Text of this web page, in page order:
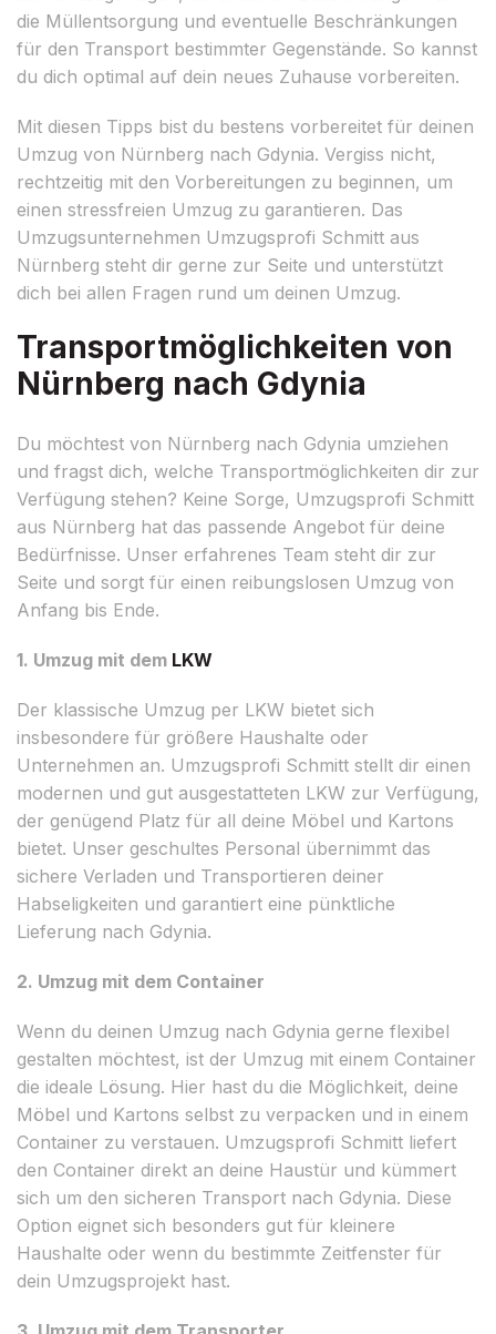
die Müllentsorgung und eventuelle Beschränkungen
für den Transport bestimmter Gegenstände. So kannst
du dich optimal auf dein neues Zuhause vorbereiten.
Mit diesen Tipps bist du bestens vorbereitet für deinen
Umzug von Nürnberg nach Gdynia. Vergiss nicht,
rechtzeitig mit den Vorbereitungen zu beginnen, um
einen stressfreien Umzug zu garantieren. Das
Umzugsunternehmen Umzugsprofi Schmitt aus
Nürnberg steht dir gerne zur Seite und unterstützt
dich bei allen Fragen rund um deinen Umzug.
Transportmöglichkeiten von
Nürnberg nach Gdynia
Du möchtest von Nürnberg nach Gdynia umziehen
und fragst dich, welche Transportmöglichkeiten dir zur
Verfügung stehen? Keine Sorge, Umzugsprofi Schmitt
aus Nürnberg hat das passende Angebot für deine
Bedürfnisse. Unser erfahrenes Team steht dir zur
Seite und sorgt für einen reibungslosen Umzug von
Anfang bis Ende.
1. Umzug mit dem LKW
Der klassische Umzug per LKW bietet sich
insbesondere für größere Haushalte oder
Unternehmen an. Umzugsprofi Schmitt stellt dir einen
modernen und gut ausgestatteten LKW zur Verfügung,
der genügend Platz für all deine Möbel und Kartons
bietet. Unser geschultes Personal übernimmt das
sichere Verladen und Transportieren deiner
Habseligkeiten und garantiert eine pünktliche
Lieferung nach Gdynia.
2. Umzug mit dem Container
Wenn du deinen Umzug nach Gdynia gerne flexibel
gestalten möchtest, ist der Umzug mit einem Container
die ideale Lösung. Hier hast du die Möglichkeit, deine
Möbel und Kartons selbst zu verpacken und in einem
Container zu verstauen. Umzugsprofi Schmitt liefert
den Container direkt an deine Haustür und kümmert
sich um den sicheren Transport nach Gdynia. Diese
Option eignet sich besonders gut für kleinere
Haushalte oder wenn du bestimmte Zeitfenster für
dein Umzugsprojekt hast.